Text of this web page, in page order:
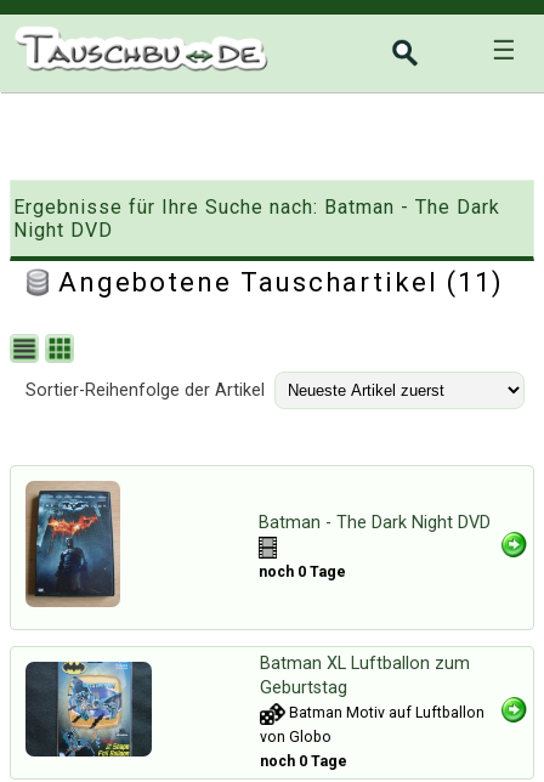
☰
Ergebnisse für Ihre Suche nach: Batman - The Dark
Night DVD
Angebotene Tauschartikel (11)
Sortier-Reihenfolge der Artikel
Batman - The Dark Night DVD
noch 0 Tage
Batman XL Luftballon zum
Geburtstag
Batman Motiv auf Luftballon
von Globo
noch 0 Tage